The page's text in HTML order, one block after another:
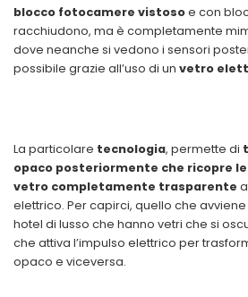
blocco fotocamere vistosoe con
racchiudono, ma è completamente
dove neanche si vedono i sensori
possibile grazie all’uso di un vetro
La particolare tecnologia, permette di
opaco posteriormente che ricopre
vetro completamente trasparente
elettrico. Per capirci, quello che
hotel di lusso che hanno vetri che si
che attiva l’impulso elettrico per
opaco e viceversa.